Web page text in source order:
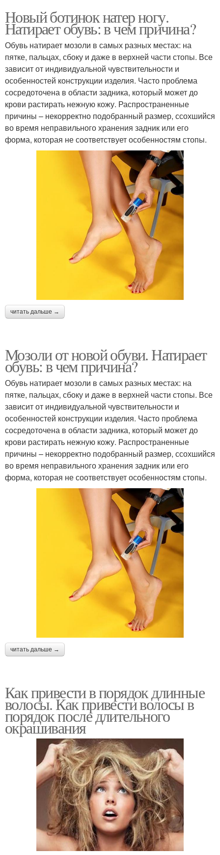
Новый ботинок натер ногу.
Натирает обувь: в чем причина?
Обувь натирает мозоли в самых разных местах: на
пятке, пальцах, сбоку и даже в верхней части стопы. Все
зависит от индивидуальной чувствительности и
особенностей конструкции изделия. Часто проблема
сосредоточена в области задника, который может до
крови растирать нежную кожу. Распространенные
причины – некорректно подобранный размер, ссохшийся
во время неправильного хранения задник или его
форма, которая не соответствует особенностям стопы.
читать дальше →
Мозоли от новой обуви. Натирает
обувь: в чем причина?
Обувь натирает мозоли в самых разных местах: на
пятке, пальцах, сбоку и даже в верхней части стопы. Все
зависит от индивидуальной чувствительности и
особенностей конструкции изделия. Часто проблема
сосредоточена в области задника, который может до
крови растирать нежную кожу. Распространенные
причины – некорректно подобранный размер, ссохшийся
во время неправильного хранения задник или его
форма, которая не соответствует особенностям стопы.
читать дальше →
Как привести в порядок длинные
волосы. Как привести волосы в
порядок после длительного
окрашивания